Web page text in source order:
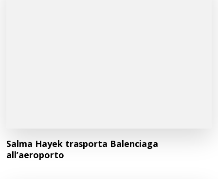
Salma Hayek trasporta Balenciaga
all’aeroporto